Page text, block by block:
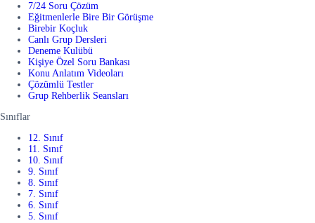
7/24 Soru Çözüm
Eğitmenlerle Bire Bir Görüşme
Birebir Koçluk
Canlı Grup Dersleri
Deneme Kulübü
Kişiye Özel Soru Bankası
Konu Anlatım Videoları
Çözümlü Testler
Grup Rehberlik Seansları
Sınıflar
12. Sınıf
11. Sınıf
10. Sınıf
9. Sınıf
8. Sınıf
7. Sınıf
6. Sınıf
5. Sınıf